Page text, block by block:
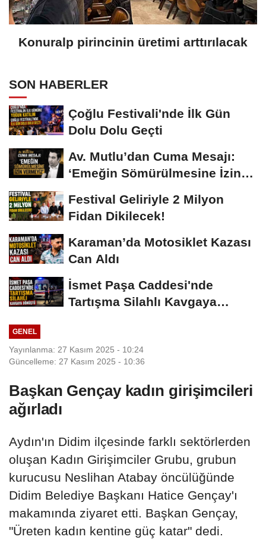
Konuralp pirincinin üretimi arttırılacak
SON HABERLER
Çoğlu Festivali'nde İlk Gün
Dolu Dolu Geçti
Av. Mutlu’dan Cuma Mesajı:
‘Emeğin Sömürülmesine İzin
Festival Geliriyle 2 Milyon
Fidan Dikilecek!
Karaman’da Motosiklet Kazası
Can Aldı
İsmet Paşa Caddesi'nde
Tartışma Silahlı Kavgaya
GENEL
Yayınlanma: 27 Kasım 2025 - 10:24
Güncelleme: 27 Kasım 2025 - 10:36
Başkan Gençay kadın girişimcileri
ağırladı
Aydın'ın Didim ilçesinde farklı sektörlerden
oluşan Kadın Girişimciler Grubu, grubun
kurucusu Neslihan Atabay öncülüğünde
Didim Belediye Başkanı Hatice Gençay'ı
makamında ziyaret etti. Başkan Gençay,
"Üreten kadın kentine güç katar" dedi.